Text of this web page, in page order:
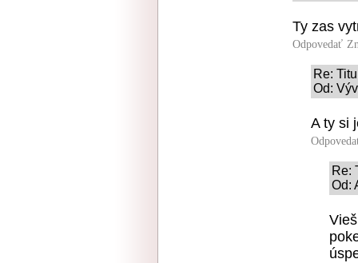
Ty zas
Odpovedať
Re:
Od:
A ty si
Re:
Od: